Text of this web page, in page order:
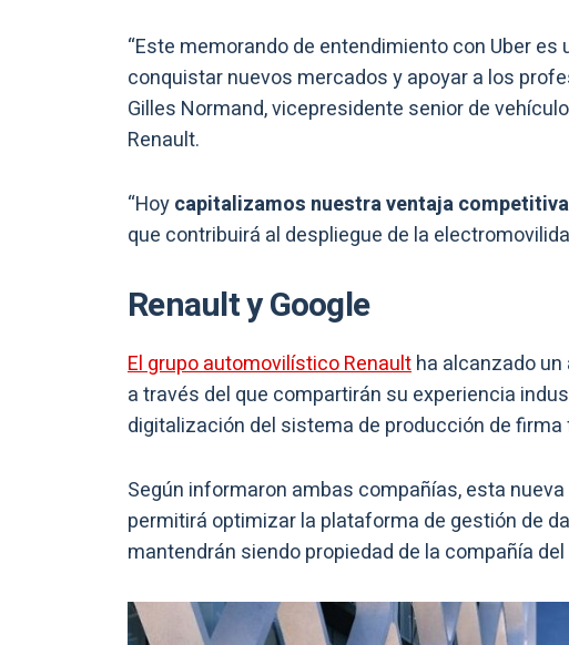
“Este memorando de entendimiento con Uber
conquistar nuevos mercados y apoyar a los
Gilles Normand, vicepresidente senior de
Renault.
“Hoycapitalizamos nuestra ventaja competitiva
que contribuirá al despliegue de la
Renault y Google
El grupo automovilístico Renaultha alcanzado
a través del que compartirán su experiencia
digitalización del sistema de producción de
Según informaron ambas compañías, esta
permitirá optimizar la plataforma de gestión de
mantendrán siendo propiedad de la compañía